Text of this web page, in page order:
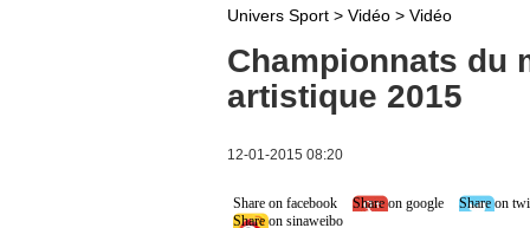
Univers Sport > Vidéo > Vidéo
Championnats du
artistique 2015
12-01-2015 08:20
Share on facebook Share on google
Share on
Share on sinaweibo